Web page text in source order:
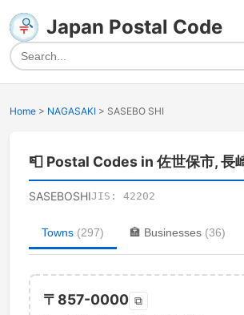
Japan Postal Code
Home > NAGASAKI > SASEBO SHI
📮 Postal Codes in 佐世保市, 長
SASEBOSHIJIS: 42202
Towns (297) 🏣 Businesses (36)
〒 857-0000 ⧉